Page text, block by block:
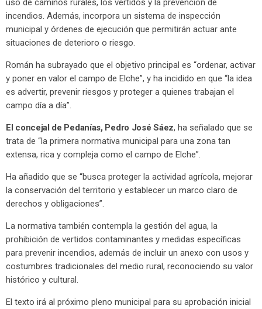
uso de caminos rurales, los vertidos y la prevención de
incendios. Además, incorpora un sistema de inspección
municipal y órdenes de ejecución que permitirán actuar ante
situaciones de deterioro o riesgo.
Román ha subrayado que el objetivo principal es “ordenar, activar
y poner en valor el campo de Elche”, y ha incidido en que “la idea
es advertir, prevenir riesgos y proteger a quienes trabajan el
campo día a día”.
El concejal de Pedanías, Pedro José Sáez, ha señalado que se
trata de “la primera normativa municipal para una zona tan
extensa, rica y compleja como el campo de Elche”.
Ha añadido que se “busca proteger la actividad agrícola, mejorar
la conservación del territorio y establecer un marco claro de
derechos y obligaciones”.
La normativa también contempla la gestión del agua, la
prohibición de vertidos contaminantes y medidas específicas
para prevenir incendios, además de incluir un anexo con usos y
costumbres tradicionales del medio rural, reconociendo su valor
histórico y cultural.
El texto irá al próximo pleno municipal para su aprobación inicial